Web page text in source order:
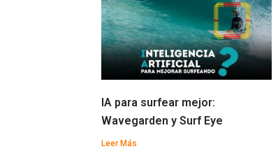
IA para surfear mejor:
Wavegarden y Surf Eye
Leer Más